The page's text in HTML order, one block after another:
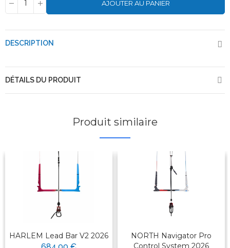
AJOUTER AU PANIER
DESCRIPTION
DÉTAILS DU PRODUIT
Produit similaire
HARLEM Lead Bar V2 2026
NORTH Navigator Pro
Control System 2026